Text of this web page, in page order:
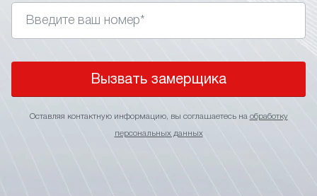
Вызвать замерщика
Оставляя контактную информацию, вы соглашаетесь на обработку
персональных данных